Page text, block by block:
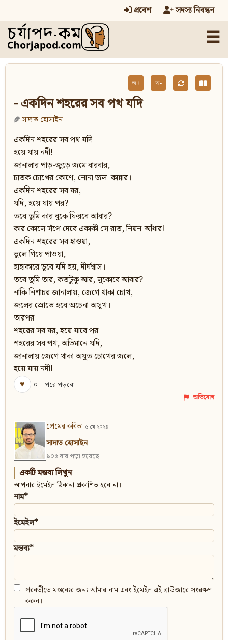
প্রবেশ সদস্য নিবন্ধন
☰
অ+ অ-
- একদিন শহরের সব পথ যদি
সাদাত হোসাইন
একদিন শহরের সব পথ যদি–
হয়ে যায় নদী!
জানালার পাড়-জুড়ে জমে বারবার,
চাতক চোখের কোণে, নোনা জল–কান্নার।
একদিন শহরের সব ঘর,
যদি, হয়ে যায় পর?
তবে তুমি কার বুকে ফিরবে আবার?
কার কোলে সঁপে দেবে একাকী সে রাত, নিয়ন-আঁধার!
একদিন শহরের সব হাওয়া,
ভুলে গিয়ে পাওয়া,
হাহাকারে ডুবে যদি হয়, দীর্ঘশ্বাস।
তবে তুমি তার, কতটুকু আর, লুকোবে আবার?
নাকি নিশাচর জানালায়, জেগে থাকা চোখ,
জলের স্রোতে হবে অচেনা অসুখ।
তারপর–
শহরের সব ঘর, হয়ে যাবে পর।
শহরের সব পথ, অভিমানে যদি,
জানালায় জেগে থাকা অযুত চোখের জলে,
হয়ে যায় নদী!
♥
০ পরে পড়বো
অভিযোগ
প্রেমের কবিতা ৫ মে ২০২৪
সাদাত হোসাইন
৯০৫ বার পড়া হয়েছে
একটি মন্তব্য লিখুন
আপনার ইমেইল ঠিকানা প্রকাশিত হবে না।
নাম*
ইমেইল*
মন্তব্য*
পরবর্তীতে মন্তব্যের জন্য আমার নাম এবং ইমেইল এই ব্রাউজারে সংরক্ষণ
করুন।